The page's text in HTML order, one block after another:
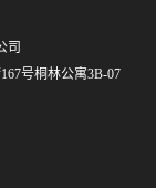
司
号桐林公寓3B-07